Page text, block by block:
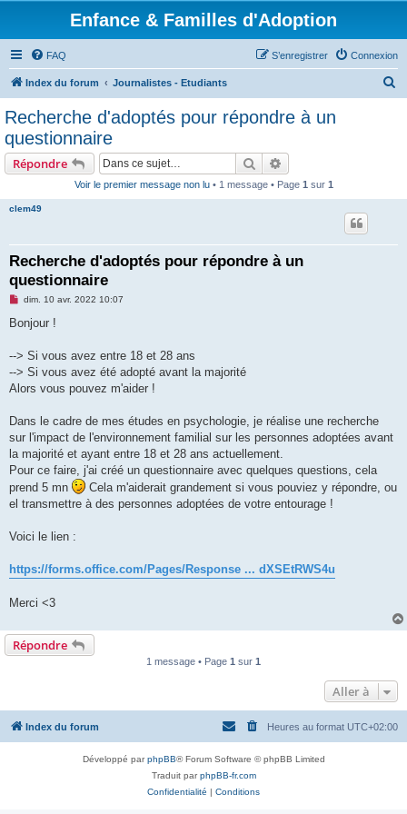
Enfance & Familles d'Adoption
FAQ Connexion
S’enregistrer
Index du forum Journalistes - Etudiants
Recherche d'adoptés pour répondre à un
questionnaire
Répondre Rechercher
Voir le premier message non lu• 1 message • Page 1 sur 1
clem49
Recherche d'adoptés pour répondre à un
questionnaire
M
s
g
n
o
u
dim. 10 avr. 2022 10:07
Bonjour !
--> Si vous avez entre 18 et 28 ans
--> Si vous avez été adopté avant la majorité
Alors vous pouvez m'aider !
Dans le cadre de mes études en psychologie, je réalise une recherche
sur l'impact de l'environnement familial sur les personnes adoptées avant
la majorité et ayant entre 18 et 28 ans actuellement.
Pour ce faire, j'ai créé un questionnaire avec quelques questions, cela
prend 5 mn
Cela m'aiderait grandement si vous pouviez y répondre, ou
el transmettre à des personnes adoptées de votre entourage !
Voici le lien :
https://forms.office.com/Pages/Response ... dXSEtRWS4u
Merci <3
Répondre
1 message • Page 1 sur 1
Aller à
Index du forum Heures au format UTC+02:00
Développé parphpBB® Forum Software © phpBB Limited
Traduit parphpBB-fr.com
Confidentialité | Conditions